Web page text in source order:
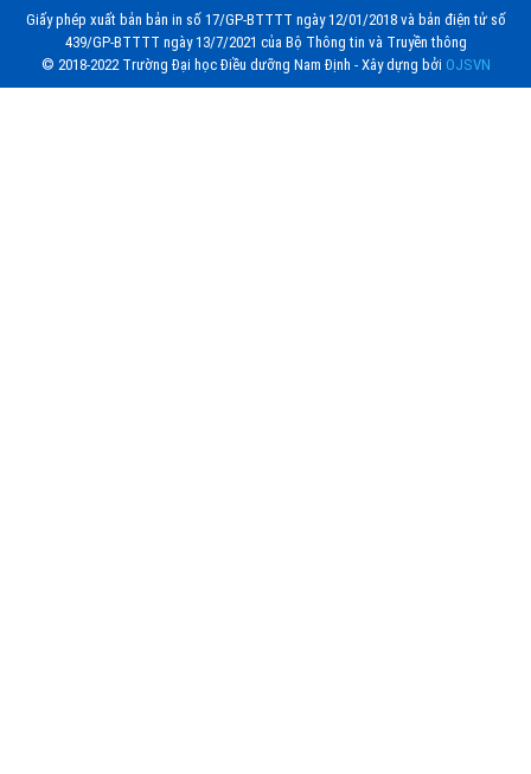
Giấy phép xuất bản bản in số 17/GP-BTTTT ngày 12/01/2018 và bản điện tử số
439/GP-BTTTT ngày 13/7/2021 của Bộ Thông tin và Truyền thông
© 2018-2022 Trường Đại học Điều dưỡng Nam Định - Xây dựng bởi OJSVN